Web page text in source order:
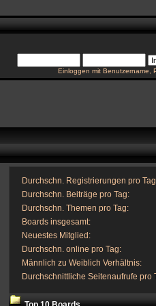
Einloggen mit Benutzername,
Durchschn. Registrierungen pro
Durchschn. Beiträge pro Tag:
Durchschn. Themen pro Tag:
Boards insgesamt:
Neuestes Mitglied:
Durchschn. online pro Tag:
Männlich zu Weiblich Verhältnis:
Durchschnittliche Seitenaufrufe pro